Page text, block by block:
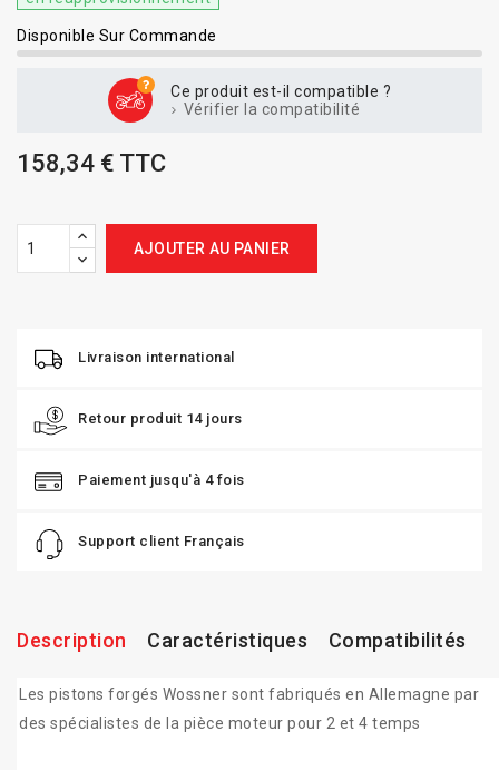
Disponible Sur Commande
Ce produit est-il compatible ?
Vérifier la compatibilité
158,34 € TTC
AJOUTER AU PANIER
Livraison international
Retour produit 14 jours
Paiement jusqu'à 4 fois
Support client Français
Description Caractéristiques Compatibilités
Les pistons forgés Wossner sont fabriqués en Allemagne par
des spécialistes de la pièce moteur pour 2 et 4 temps